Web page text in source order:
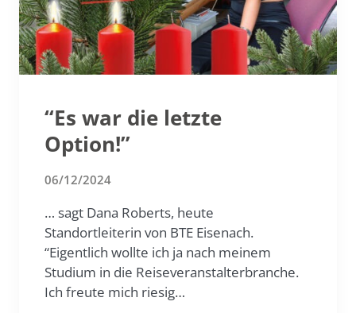
“Es war die letzte
Option!”
06/12/2024
… sagt Dana Roberts, heute
Standortleiterin von BTE Eisenach.
“Eigentlich wollte ich ja nach meinem
Studium in die Reiseveranstalterbranche.
Ich freute mich riesig…